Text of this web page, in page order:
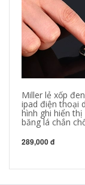
Miller lẻ xốp
ipad điện thoại
hình ghi hiển
băng lá chắn
289,000 đ